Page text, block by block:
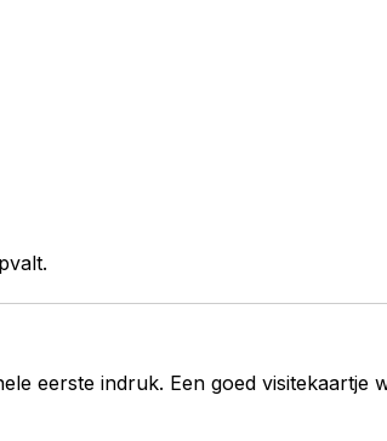
eerste indruk. Een goed